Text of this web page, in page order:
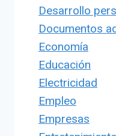
Desarrollo
Documentos
Economía
Educación
Electricidad
Empleo
Empresas